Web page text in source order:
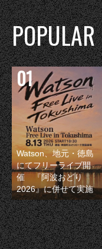
POPULAR
Watson、地元・徳島
にてフリーライブ開
催 『阿波おどり
2026』に併せて実施